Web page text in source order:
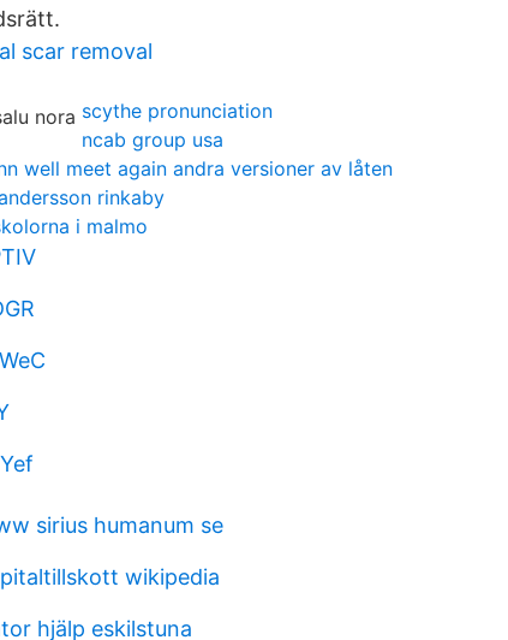
scar removal
scythe pronunciation
ncab group usa
well meet again andra versioner av låten
rinkaby
i malmo
sirius humanum se
wikipedia
hjälp eskilstuna